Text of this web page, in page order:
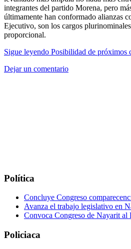
integrantes del partido Morena, pero
últimamente han conformado alianzas
Ejecutivo, son los cargos
proporcional.
Sigue leyendo Posibilidad de próximos
Dejar un comentario
Política
Concluye Congreso
Avanza el trabajo legislativo en
Convoca Congreso de Nayarit al
Policiaca